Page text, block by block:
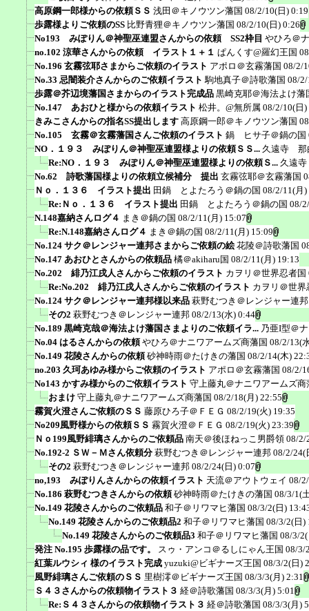
高原鋼一郎様からの依頼ＳＳ 浅田＠キノウツン藩国 08/2/10(日) 0:19
歩露様よりご依頼のSS 比野青狸＠キノウツン藩国 08/2/10(日) 0:26
No193 みぽりん＠神聖巫連盟さんからの依頼 SS2枠目 やひろ＠
no.102 涼華さんからの依頼 イラスト１＋１ ぱんくす@羅幻王国
No.196 玄霧弦耶さまからご依頼のイラスト アポロ＠玄霧藩国 08/2/
No.33 忌闇装介さんからのご依頼イラスト 駒地真子＠詩歌藩国 08/
歩露＠芥辺境藩国さまからのイラスト完成品 黒崎克耶＠海法よけ藩
No.147 あおひと様からの依頼イラスト 松井。@無所属 08/2/10(日)
きみこさんからの指名SS提出します 高原鋼一郎＠キノウツン藩国
No.105 玄霧＠玄霧藩国さんご依頼のイラスト 鍋 ヒサ子＠鍋の国
NO．１９３ みぽりん＠神聖巫連盟様よりの依頼ＳＳ... 久遠寺 那
Re:NO．１９３ みぽりん＠神聖巫連盟様よりの依頼Ｓ... 久遠
No.62 詩歌藩国様よりの依頼立候補分 提出 玄霧弦耶＠玄霧藩国
Ｎｏ．１３６ イラスト提出 田鍋 とよたろう＠鍋の国 08/2/11(月)
Re:Ｎｏ．１３６ イラスト提出 田鍋 とよたろう＠鍋の国 08/
N.148嘉納さんログ４ まき＠鍋の国 08/2/11(月) 15:07
Re:N.148嘉納さんログ４ まき＠鍋の国 08/2/11(月) 15:09
No.124 サク＠レンジャー連邦さまからご依頼の絵 花陵＠詩歌藩国
No.147 あおひとさんからの依頼品 橘＠akiharu国 08/2/11(月) 19:13
No.202 緋乃江戌人さんからご依頼のイラスト カヲリ＠世界忍者国
Re:No.202 緋乃江戌人さんからご依頼のイラスト カヲリ＠世界
No.124 サク＠レンジャー連邦様以来品 萩野むつき＠レンジャー連邦
その2 萩野むつき＠レンジャー連邦 08/2/13(水) 0:44
No.189 黒崎克哉＠海法よけ藩国さまよりのご依頼イラ... 乃亜I型＠
No.04 はるさんからの依頼 やひろ＠ナニワアームズ商藩国 08/2/13(
No.149 花陵さんからの依頼 砂神時雨＠たけきの藩国 08/2/14(木)
no.203 久珂あゆみ様からご依頼のイラスト アポロ＠玄霧藩国 08/2/
No143 かすみ様からのご依頼イラスト 守上藤丸＠ナニワアームズ商
おまけ 守上藤丸＠ナニワアームズ商藩国 08/2/18(月) 22:55
霧賀火澄さんご依頼のＳＳ 藤原ひろ子＠ＦＥＧ 08/2/19(火) 19:35
No209風野様からの依頼ＳＳ 霧賀火澄＠ＦＥＧ 08/2/19(火) 23:39
Ｎｏ199風野緋璃さんからのご依頼品 南天＠後ほねっこ男爵領 08/2/
No.192-2 ＳＷ－Ｍさん依頼分 萩野むつき＠レンジャー連邦 08/2/24(
その2 萩野むつき＠レンジャー連邦 08/2/24(日) 0:07
no,193 みぽりんさんからの依頼イラスト 天流＠アウトウェイ 08/
No.186 萩野むつきさんからの依頼 砂神時雨＠たけきの藩国 08/3/1(
No.149 花陵さんからのご依頼品 和子＠リワマヒ藩国 08/3/2(日)
No.149 花陵さんからのご依頼品2 和子＠リワマヒ藩国 08/3/2(日)
No.149 花陵さんからのご依頼品3 和子＠リワマヒ藩国 08/3/
発注 No.195 歩露様の品です。
スゥ・アンコ＠るしにゃん王国 08/3/
紅葉ルウシィ 様のイラスト完成 yuzuki@ビギナーズ王国 08/3/2(日)
風野緋璃さんご依頼のＳＳ 里樹澪＠ビギナーズ王国 08/3/3(月) 2:31
Ｓ４３さんからの依頼物イラスト３ 経＠詩歌藩国 08/3/3(月) 5:01
Re:Ｓ４３さんからの依頼物イラスト３ 経＠詩歌藩国 08/3/3(月)